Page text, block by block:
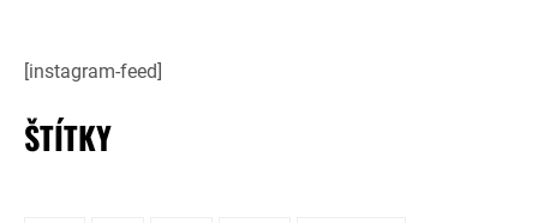
[instagram-feed]
ŠTÍTKY